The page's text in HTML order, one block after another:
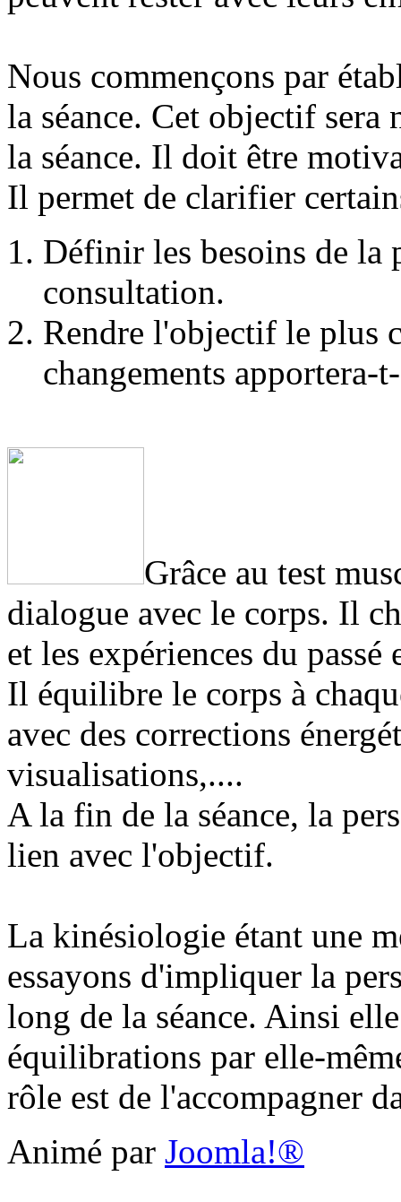
Nous commençons par
la séance. Cet objectif
la séance. Il doit être
Il permet de clarifier
Définir les besoins de la
consultation.
Rendre l'objectif le plus
changements apportera-
Grâce au test
dialogue avec le corps. Il
et les expériences du
Il équilibre le corps à
avec des corrections
visualisations,....
A la fin de la séance, la
lien avec l'objectif.
La kinésiologie étant une
essayons d'impliquer la
long de la séance. Ainsi
équilibrations par elle-
rôle est de l'accompagner
Animé par Joomla!®